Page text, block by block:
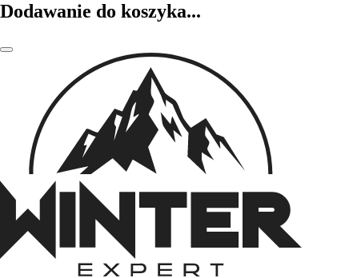
Dodawanie do koszyka...